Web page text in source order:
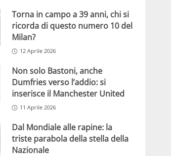
Torna in campo a 39 anni, chi si
ricorda di questo numero 10 del
Milan?
12 Aprile 2026
Non solo Bastoni, anche
Dumfries verso l’addio: si
inserisce il Manchester United
11 Aprile 2026
Dal Mondiale alle rapine: la
triste parabola della stella della
Nazionale